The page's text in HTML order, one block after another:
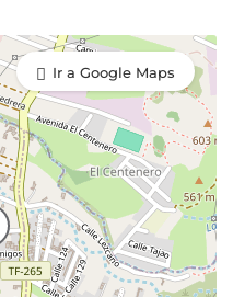
Ir a Google Maps